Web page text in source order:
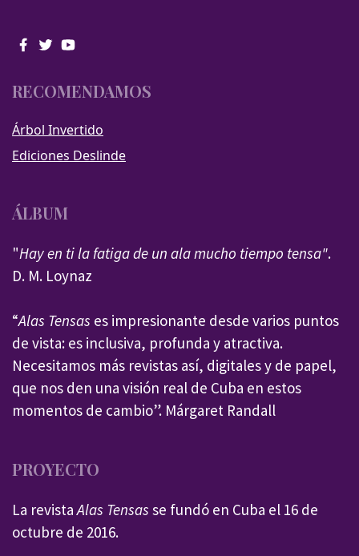
RECOMENDAMOS
Árbol Invertido
Ediciones Deslinde
ÁLBUM
"Hay en ti la fatiga de un ala mucho tiempo tensa".
D. M. Loynaz
“Alas Tensas es impresionante desde varios puntos
de vista: es inclusiva, profunda y atractiva.
Necesitamos más revistas así, digitales y de papel,
que nos den una visión real de Cuba en estos
momentos de cambio”. Márgaret Randall
PROYECTO
La revistaAlas Tensas se fundó en Cuba el 16 de
octubre de 2016.